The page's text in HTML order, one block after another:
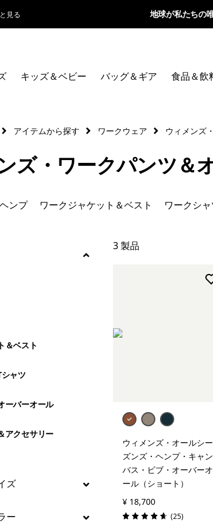
見る 地球が私たちの
キッズ＆ベビー バッグ＆ギア 食品＆飲
ワークシャツ＆Tシャツ
ワークパンツ＆オーバーオール
ウェブアウトレット
アイテムから探す ワークウェア ウィメンズ
ズ・ワークパンツ＆
ンプ ワークジャケット＆ベスト ワークシ
＆ベスト
ャツ
ーバーオール
アクセサリー
ズ
ー
3 製品
ウィメンズ・オールシー
ズンズ・ヘンプ・キャン
バス・ビブ・オーバーオ
ール（ショート）
¥ 18,700
評価: 4.6 / 5 (25レビュー
)